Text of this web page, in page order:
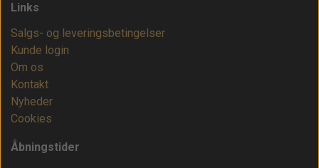
Links
Salgs- og leveringsbetingelser
Kunde login
Om os
Kontakt
Nyheder
Cookies
Åbningstider